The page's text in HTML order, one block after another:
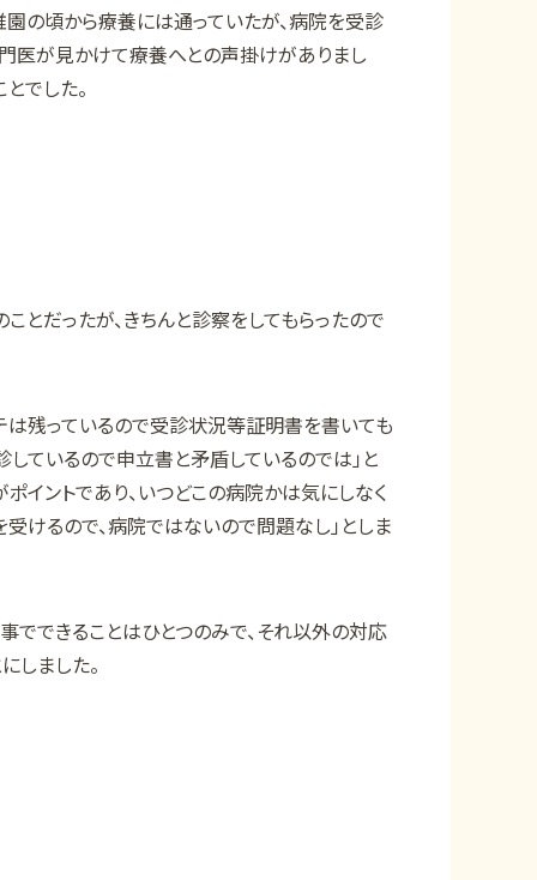
の頃から療養には通っていたが、病院を受診
医が見かけて療養へとの声掛けがありまし
でした。
とだったが、きちんと診察をしてもらったので
残っているので受診状況等証明書を書いても
ているので申立書と矛盾しているのでは」と
イントであり、いつどこの病院かは気にしなく
けるので、病院ではないので問題なし」としま
でできることはひとつのみで、それ以外の対応
しました。